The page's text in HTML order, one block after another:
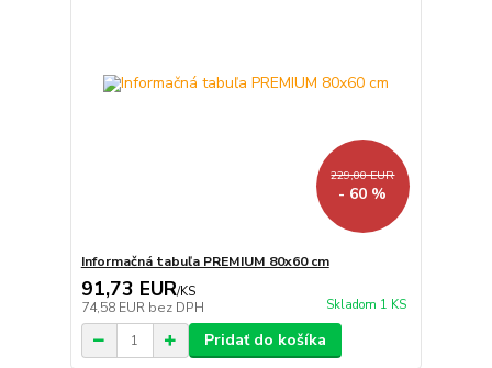
229,00 EUR
- 60 %
Informačná tabuľa PREMIUM 80x60 cm
91,73 EUR/KS
74,58 EUR bez DPH Skladom 1 KS
Pridať do košíka